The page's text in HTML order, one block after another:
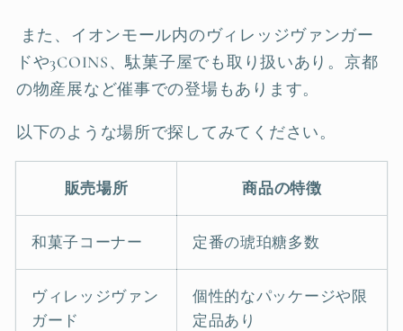
また、イオンモール内のヴィレッジヴァンガー
ドや3COINS、駄菓子屋でも取り扱いあり。京都
の物産展など催事での登場もあります。
以下のような場所で探してみてください。
販売場所 商品の特徴
和菓子コーナー 定番の琥珀糖多数
ヴィレッジヴァン
ガード
個性的なパッケージや限
定品あり